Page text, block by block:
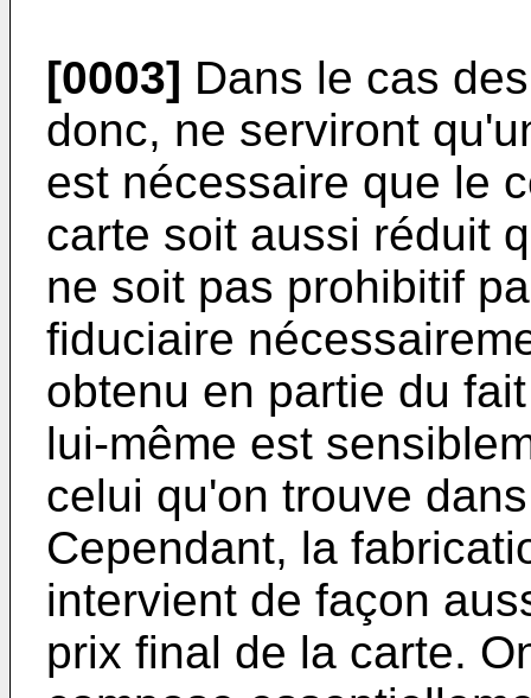
[0003] Dans le cas
donc, ne serviront
est nécessaire que le
carte soit aussi réduit
ne soit pas prohibitif
fiduciaire
obtenu en partie du
lui-même est
celui qu'on trouve
Cependant, la
intervient de façon
prix final de la carte.